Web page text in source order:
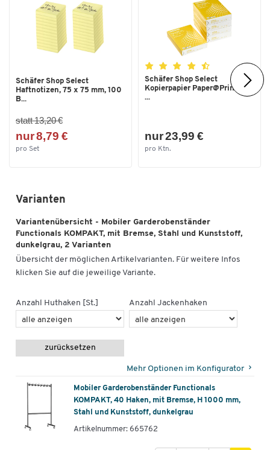
Schäfer Shop Select
Haftnotizen, 75 x 75 mm, 100
B...
statt 13,20 €
nur 8,79 €
pro Set
Schäfer Shop Select
Kopierpapier Paper@Print, DIN
...
nur 23,99 €
pro Ktn.
Varianten
Variantenübersicht - Mobiler Garderobenständer
Functionals KOMPAKT, mit Bremse, Stahl und Kunststoff,
dunkelgrau, 2 Varianten
Übersicht der möglichen Artikelvarianten. Für weitere Infos
klicken Sie auf die jeweilige Variante.
Anzahl Huthaken [St.] Anzahl Jackenhaken
zurücksetzen
Mehr Optionen im Konfigurator
Mobiler Garderobenständer Functionals
KOMPAKT, 40 Haken, mit Bremse, H 1000 mm,
Stahl und Kunststoff, dunkelgrau
Artikelnummer: 665762